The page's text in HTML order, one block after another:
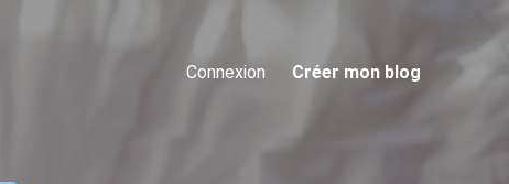
Connexion Créer mon blog